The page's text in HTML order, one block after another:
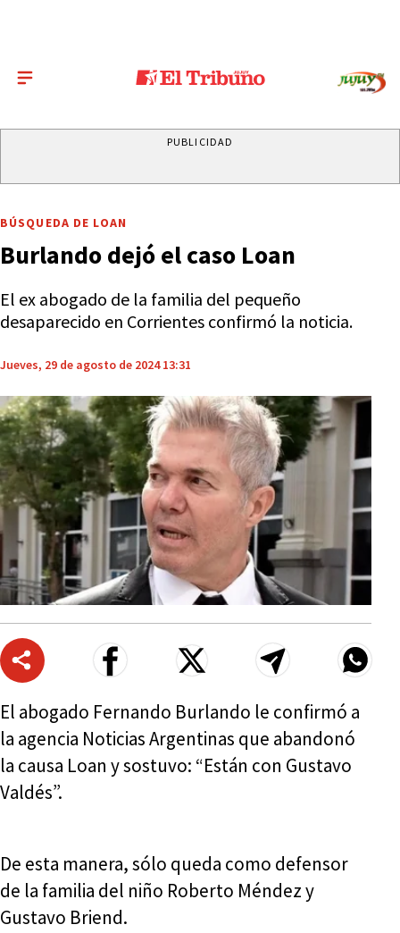
PUBLICIDAD
BÚSQUEDA DE LOAN
Burlando dejó el caso Loan
El ex abogado de la familia del pequeño
desaparecido en Corrientes confirmó la noticia.
Jueves, 29 de agosto de 2024 13:31
El abogado Fernando Burlando le confirmó a
la agencia Noticias Argentinas que abandonó
la causa Loan y sostuvo: “Están con Gustavo
Valdés”.
De esta manera, sólo queda como defensor
de la familia del niño Roberto Méndez y
Gustavo Briend.